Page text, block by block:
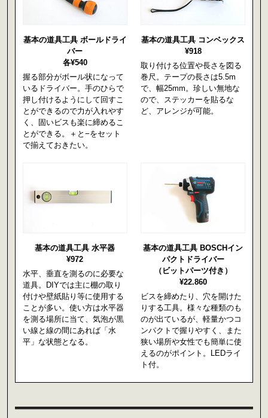
基本の道具工具 ボールドライ
バー
各¥540
握る部分がボール状になって
いるドライバー。手のひらで
押し付けるようにして回すこ
とができるので力が入れやす
く、固いビスも楽に締めるこ
とができる。＋と−をセット
で揃えておきたい。
基本の道具工具 コンベックス
¥918
取り付ける位置や長さを図る
巻尺。テープの長さは5.5m
で、幅25mm。珍しい無地な
ので、ステッカーを貼るな
ど、アレンジが可能。
基本の道具工具 水平器
¥972
水平、垂直を測るのに必要な
道具。DIYでは主に棚の取り
付けや壁紙貼り等に使用する
ことが多い。使い方は水平器
を測る場所に当て、気泡が黒
い線と線の間にあれば「水
平」な状態となる。
基本の道具工具 BOSCHイン
パクトドライバー
（ビットパーツ付き）
¥22.860
ビスを締めたり、穴を開けた
りする工具。様々な種類のも
のが出ているが、軽量かつコ
ンパクトで握りやすく、また
狭い場所や女性でも簡単に使
えるのがポイント。LEDライ
ト付。